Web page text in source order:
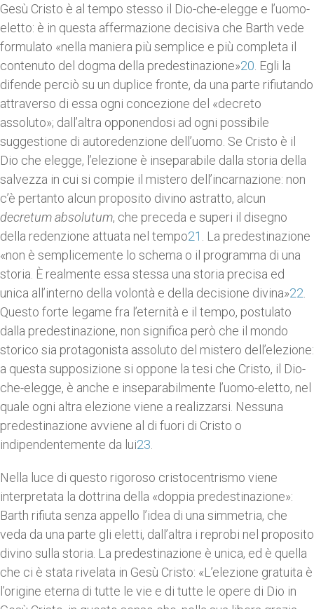
Gesù Cristo è al tempo stesso il Dio-che-elegge e l’uomo-
eletto: è in questa affermazione decisiva che Barth vede
formulato «nella maniera più semplice e più completa il
contenuto del dogma della predestinazione»20 . Egli la
difende perciò su un duplice fronte, da una parte rifiutando
attraverso di essa ogni concezione del «decreto
assoluto»; dall’altra opponendosi ad ogni possibile
suggestione di autoredenzione dell’uomo. Se Cristo è il
Dio che elegge, l’elezione è inseparabile dalla storia della
salvezza in cui si compie il mistero dell’incarnazione: non
c’è pertanto alcun proposito divino astratto, alcun
decretum absolutum, che preceda e superi il disegno
della redenzione attuata nel tempo21
. La predestinazione
«non è semplicemente lo schema o il programma di una
storia. È realmente essa stessa una storia precisa ed
unica all’interno della volontà e della decisione divina»22
Questo forte legame fra l’eternità e il tempo, postulato
dalla predestinazione, non significa però che il mondo
storico sia protagonista assoluto del mistero dell’elezione:
a questa supposizione si oppone la tesi che Cristo, il Dio-
che-elegge, è anche e inseparabilmente l’uomo-eletto, nel
quale ogni altra elezione viene a realizzarsi. Nessuna
predestinazione avviene al di fuori di Cristo o
indipendentemente da lui23
Nella luce di questo rigoroso cristocentrismo viene
interpretata la dottrina della «doppia predestinazione»:
Barth rifiuta senza appello l’idea di una simmetria, che
veda da una parte gli eletti, dall’altra i reprobi nel proposito
divino sulla storia. La predestinazione è unica, ed è quella
che ci è stata rivelata in Gesù Cristo: «L’elezione gratuita è
l’origine eterna di tutte le vie e di tutte le opere di Dio in